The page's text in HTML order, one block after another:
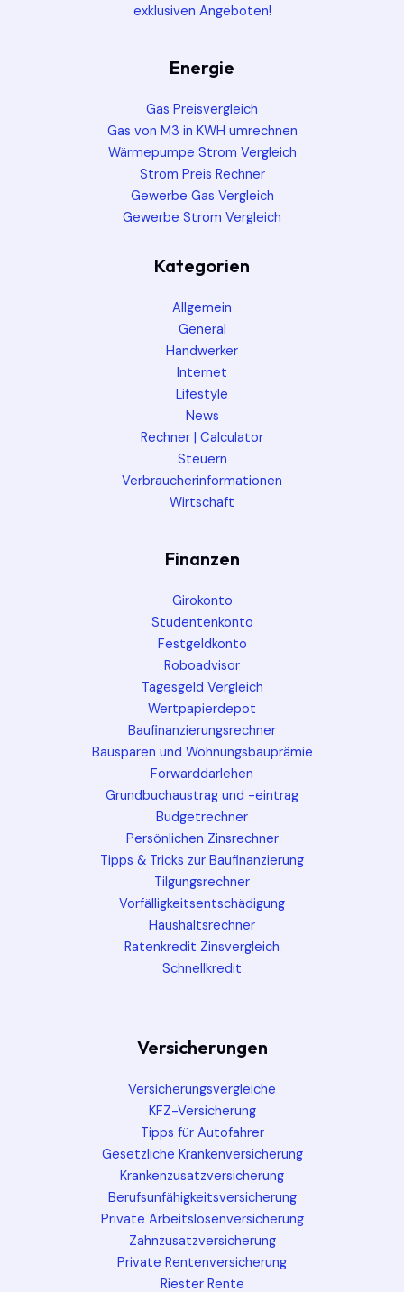
exklusiven Angeboten!
Energie
Gas Preisvergleich
Gas von M3 in KWH umrechnen
Wärmepumpe Strom Vergleich
Strom Preis Rechner
Gewerbe Gas Vergleich
Gewerbe Strom Vergleich
Kategorien
Allgemein
General
Handwerker
Internet
Lifestyle
News
Rechner | Calculator
Steuern
Verbraucherinformationen
Wirtschaft
Finanzen
Girokonto
Studentenkonto
Festgeldkonto
Roboadvisor
Tagesgeld Vergleich
Wertpapierdepot
Baufinanzierungsrechner
Bausparen und Wohnungsbauprämie
Forwarddarlehen
Grundbuchaustrag und -eintrag
Budgetrechner
Persönlichen Zinsrechner
Tipps & Tricks zur Baufinanzierung
Tilgungsrechner
Vorfälligkeitsentschädigung
Haushaltsrechner
Ratenkredit Zinsvergleich
Schnellkredit
Versicherungen
Versicherungsvergleiche
KFZ-Versicherung
Tipps für Autofahrer
Gesetzliche Krankenversicherung
Krankenzusatzversicherung
Berufsunfähigkeitsversicherung
Private Arbeitslosenversicherung
Zahnzusatzversicherung
Private Rentenversicherung
Riester Rente